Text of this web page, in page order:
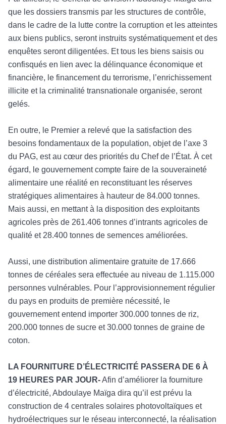
que les dossiers transmis par les structures de contrôle,
dans le cadre de la lutte contre la corruption et les atteintes
aux biens publics, seront instruits systématiquement et des
enquêtes seront diligentées. Et tous les biens saisis ou
confisqués en lien avec la délinquance économique et
financière, le financement du terrorisme, l’enrichissement
illicite et la criminalité transnationale organisée, seront
gelés.
En outre, le Premier a relevé que la satisfaction des
besoins fondamentaux de la population, objet de l’axe 3
du PAG, est au cœur des priorités du Chef de l’État. À cet
égard, le gouvernement compte faire de la souveraineté
alimentaire une réalité en reconstituant les réserves
stratégiques alimentaires à hauteur de 84.000 tonnes.
Mais aussi, en mettant à la disposition des exploitants
agricoles près de 261.406 tonnes d’intrants agricoles de
qualité et 28.400 tonnes de semences améliorées.
Aussi, une distribution alimentaire gratuite de 17.666
tonnes de céréales sera effectuée au niveau de 1.115.000
personnes vulnérab les. Pour l ’approvisionnement régulier
du pays en produits de première nécessité, le
gouvernement entend importer 300.000 tonnes de riz,
200.000 tonnes de sucre et 30.000 tonnes de graine de
coton.
LA FOURNITURE D’ÉLECTRICITÉ PASSERA DE 6 À
19 HEURES PA R JOUR-Afin d’améliorer la fourniture
d’électricité, Abdoulaye Maïga dira qu’il est prévu la
construction de 4 centrales solaires photovoltaïques et
hydroélectriques sur le réseau interconnecté, la réalisation